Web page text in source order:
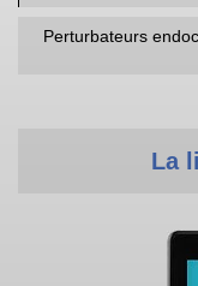
Perturbateurs
La